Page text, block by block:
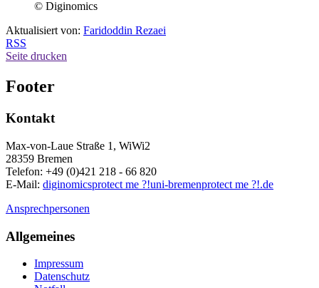
© Diginomics
Aktualisiert von: Faridoddin Rezaei
RSS
Seite drucken
Footer
Kontakt
Max-von-Laue Straße 1, WiWi2
28359 Bremen
Telefon: +49 (0)421 218 - 66 820
E-Mail: diginomicsprotect me ?!uni-bremenprotect me ?!.de
Ansprechpersonen
Allgemeines
Impressum
Datenschutz